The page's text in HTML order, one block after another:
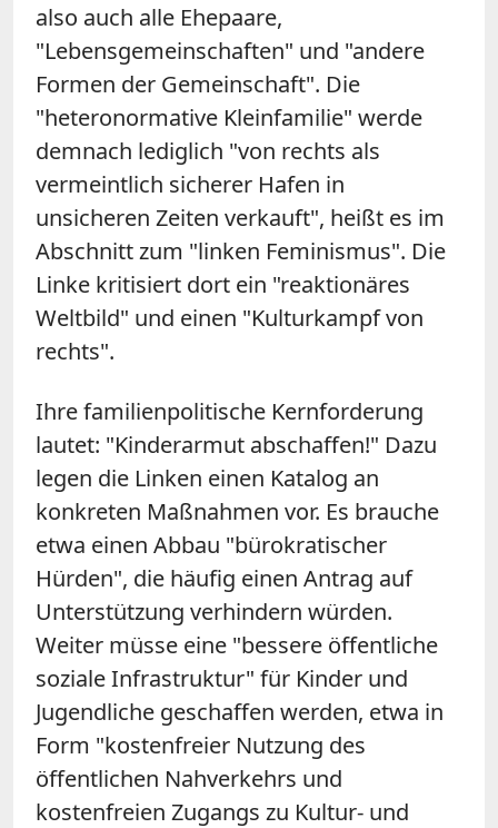
also auch alle Ehepaare,
"Lebensgemeinschaften" und "andere
Formen der Gemeinschaft". Die
"heteronormative Kleinfamilie" werde
demnach lediglich "von rechts als
vermeintlich sicherer Hafen in
unsicheren Zeiten verkauft", heißt es im
Abschnitt zum "linken Feminismus". Die
Linke kritisiert dort ein "reaktionäres
Weltbild" und einen "Kulturkampf von
rechts".
Ihre familienpolitische Kernforderung
lautet: "Kinderarmut abschaffen!" Dazu
legen die Linken einen Katalog an
konkreten Maßnahmen vor. Es brauche
etwa einen Abbau "bürokratischer
Hürden", die häufig einen Antrag auf
Unterstützung verhindern würden.
Weiter müsse eine "bessere öffentliche
soziale Infrastruktur" für Kinder und
Jugendliche geschaffen werden, etwa in
Form "kostenfreier Nutzung des
öffentlichen Nahverkehrs und
kostenfreien Zugangs zu Kultur- und